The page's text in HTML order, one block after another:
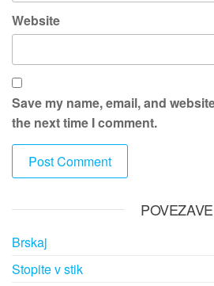
Website
Save my name, email, and
the next time I comment.
POVEZAVE
Brskaj
Stopite v stik